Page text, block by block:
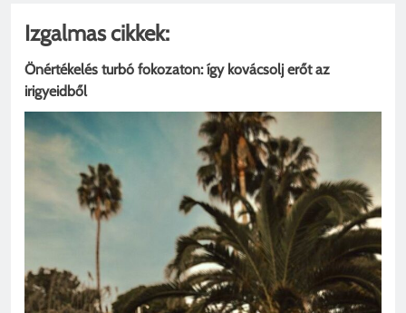
Izgalmas cikkek:
Önértékelés turbó fokozaton: így kovácsolj erőt az
irigyeidből